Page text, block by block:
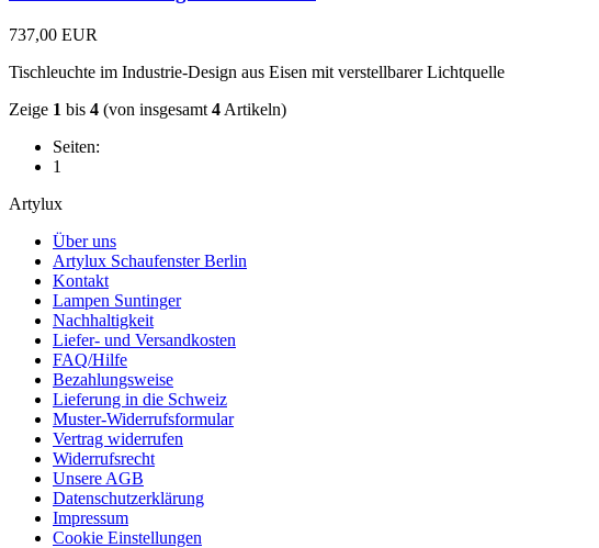
737,00 EUR
Tischleuchte im Industrie-Design aus Eisen mit verstellbarer Lichtquelle
Zeige 1 bis 4 (von insgesamt 4 Artikeln)
Seiten:
1
Artylux
Über uns
Artylux Schaufenster Berlin
Kontakt
Lampen Suntinger
Nachhaltigkeit
Liefer- und Versandkosten
FAQ/Hilfe
Bezahlungsweise
Lieferung in die Schweiz
Muster-Widerrufsformular
Vertrag widerrufen
Widerrufsrecht
Unsere AGB
Datenschutzerklärung
Impressum
Cookie Einstellungen